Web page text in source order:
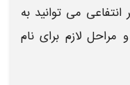
می توانید به
مراحل لازم برای نام